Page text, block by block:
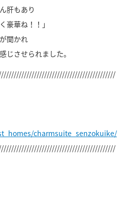
肝もあり
豪華ね！！」
聞かれ
じさせられました。
charmsuite_senzokuike/